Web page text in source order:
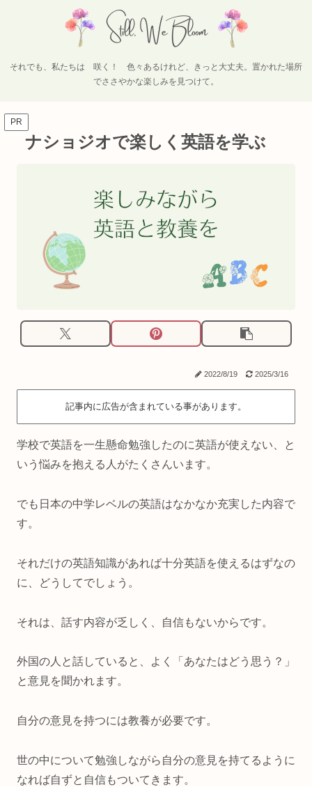
それでも、私たちは 咲く！ 色々あるけれど、きっと大丈夫。置かれた場所
でささやかな楽しみを見つけて。
PR
ナショジオで楽しく英語を学ぶ
2022/8/19 2025/3/16
記事内に広告が含まれている事があります。
学校で英語を一生懸命勉強したのに英語が使えない、と
いう悩みを抱える人がたくさんいます。
でも日本の中学レベルの英語はなかなか充実した内容で
す。
それだけの英語知識があれば十分英語を使えるはずなの
に、どうしてでしょう。
それは、話す内容が乏しく、自信もないからです。
外国の人と話していると、よく「あなたはどう思う？」
と意見を聞かれます。
自分の意見を持つには教養が必要です。
世の中について勉強しながら自分の意見を持てるように
なれば自ずと自信もついてきます。